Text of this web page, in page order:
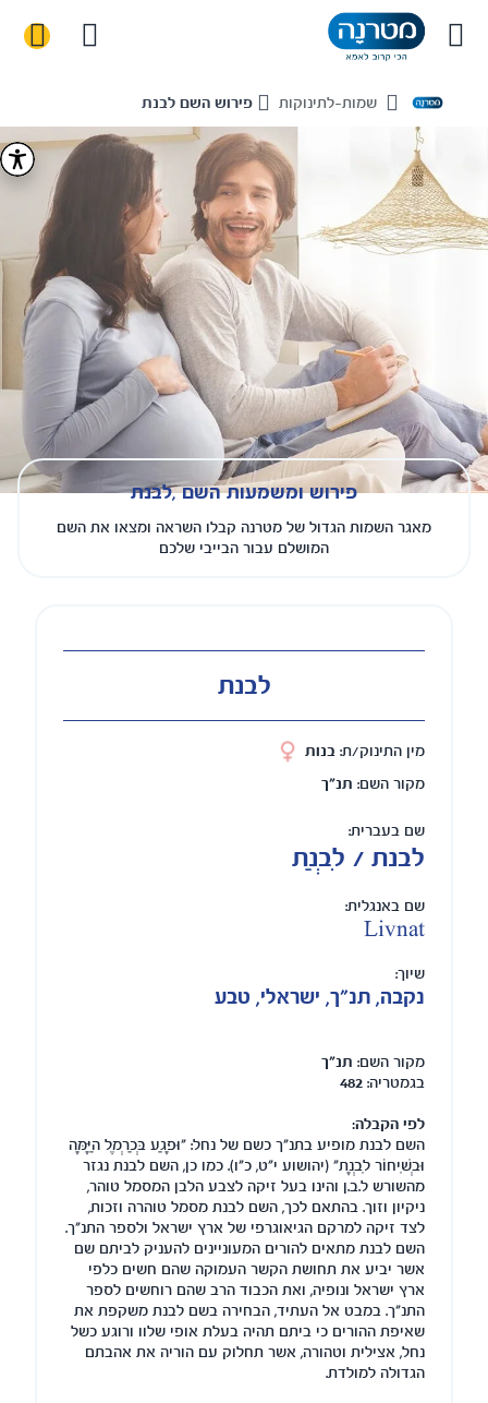
Home שמות-לתינוקות פירוש השם לבנת
פירוש ומשמעות השם ,לבנת
מאגר השמות הגדול של מטרנה קבלו השראה ומצאו את השם
המושלם עבור הבייבי שלכם
לבנת
מין התינוק/ת: בנות
מקור השם: תנ"ך
שם בעברית:
לבנת / לִבְנַת
שם באנגלית:
Livnat
שיוך:
נקבה, תנ"ך, ישראלי, טבע
מקור השם: תנ"ך
בגמטריה: 482
לפי הקבלה:
השם לבנת מופיע בתנ"ך כשם של נחל: "וּפָגַע בְּכַרְמֶל הַיָּמָּה
וּבְשִׁיחוֹר לִבְנָת" (יהושוע י"ט, כ"ו). כמו כן, השם לבנת נגזר
מהשורש ל.ב.ן והינו בעל זיקה לצבע הלבן המסמל טוהר,
ניקיון וזוך. בהתאם לכך, השם לבנת מסמל טוהרה וזכות,
לצד זיקה למרקם הגיאוגרפי של ארץ ישראל ולספר התנ"ך.
השם לבנת מתאים להורים המעוניינים להעניק לביתם שם
אשר יביע את תחושת הקשר העמוקה שהם חשים כלפי
ארץ ישראל ונופיה, ואת הכבוד הרב שהם רוחשים לספר
התנ"ך. במבט אל העתיד, הבחירה בשם לבנת משקפת את
שאיפת ההורים כי ביתם תהיה בעלת אופי שלוו ורוגע כשל
נחל, אצילית וטהורה, אשר תחלוק עם הוריה את אהבתם
הגדולה למולדת.